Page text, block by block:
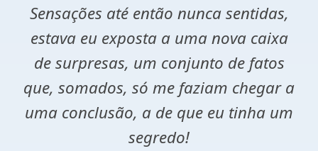
Sensações até então nunca sentidas,
estava eu exposta a uma nova caixa
de surpresas, um conjunto de fatos
que, somados, só me faziam chegar a
uma conclusão, a de que eu tinha um
segredo!